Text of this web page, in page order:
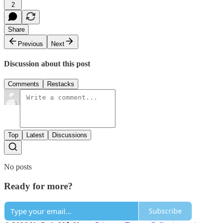
2
Share
Previous
Next
Discussion about this post
Comments Restacks
Top Latest Discussions
No posts
Ready for more?
Subscribe